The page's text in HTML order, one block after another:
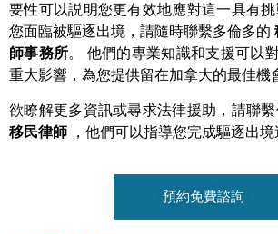
要性可以説明您更有效地應對這一具有
您面臨被驅逐出境，請隨時聯繫多倫多的
師事務所。 他們的專業知識和支援可以
重大影響，為您提供留在加拿大的最佳機
欲瞭解更多資訊或尋求法律援助，請聯
移民律師 ，他們可以指導您完成驅逐出境
預約免費諮詢